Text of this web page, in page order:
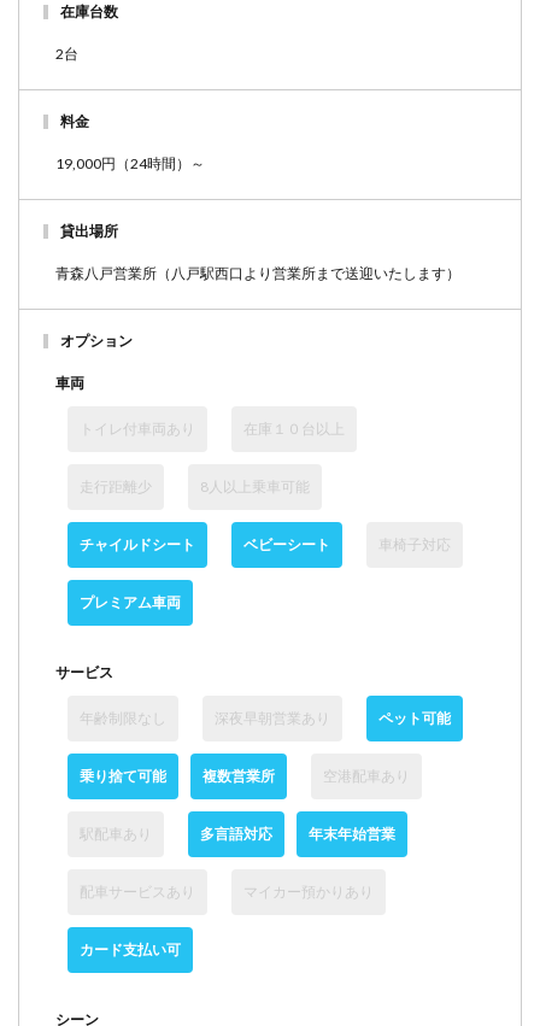
在庫台数
2台
料金
19,000円（24時間）～
貸出場所
青森八戸営業所（八戸駅西口より営業所まで送迎いたします）
オプション
車両
トイレ付車両あり 在庫１０台以上
走行距離少 8人以上乗車可能
チャイルドシート ベビーシート 車椅子対応
プレミアム車両
サービス
年齢制限なし 深夜早朝営業あり ペット可能
乗り捨て可能 複数営業所 空港配車あり
駅配車あり 多言語対応 年末年始営業
配車サービスあり マイカー預かりあり
カード支払い可
シーン